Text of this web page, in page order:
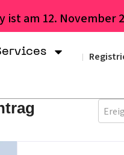
ist am 12. November
|